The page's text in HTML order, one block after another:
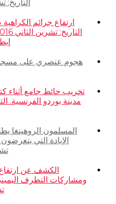
التاريخ: تشرين
ارتفاع جرائم
هجوم عنصري على مسجد
تخريب حائط جامع أثناء
المسلمون الروهينغا
الإبادة التي
تشرين
الكشف عن
ومشاركات التطرف اليميني